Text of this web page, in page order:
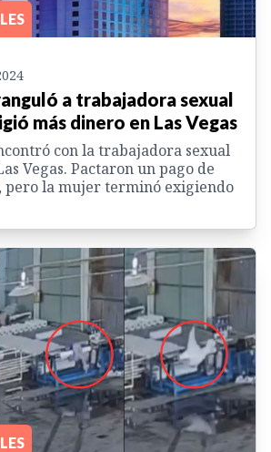
a trabajadora sexual
más dinero en Las Vegas
con la trabajadora sexual
Vegas. Pactaron un pago de
pero la mujer terminó exigiendo